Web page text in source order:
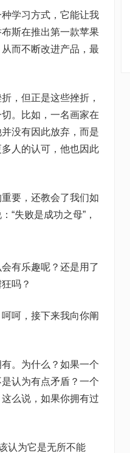
学习方式，它能让我
斯在推出第一款苹果
而不断改进产品，最
，但正是这些挫折，
。比如，一名画家在
没有因此放弃，而是
人的认可，他也因此
要，还教会了我们如
“失败是成功之母”，
有乐趣呢？还是用了
吗？
呵，接下来我向你阐
。为什么？如果一个
认为有点矛盾？一个
么说，如果你拥有过
认为它是无所不能